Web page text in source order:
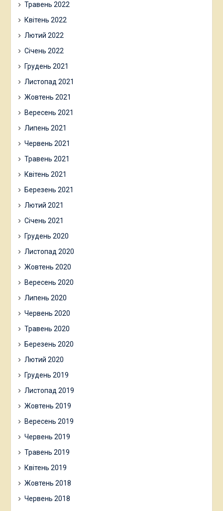
Травень 2022
Квітень 2022
Лютий 2022
Січень 2022
Грудень 2021
Листопад 2021
Жовтень 2021
Вересень 2021
Липень 2021
Червень 2021
Травень 2021
Квітень 2021
Березень 2021
Лютий 2021
Січень 2021
Грудень 2020
Листопад 2020
Жовтень 2020
Вересень 2020
Липень 2020
Червень 2020
Травень 2020
Березень 2020
Лютий 2020
Грудень 2019
Листопад 2019
Жовтень 2019
Вересень 2019
Червень 2019
Травень 2019
Квітень 2019
Жовтень 2018
Червень 2018